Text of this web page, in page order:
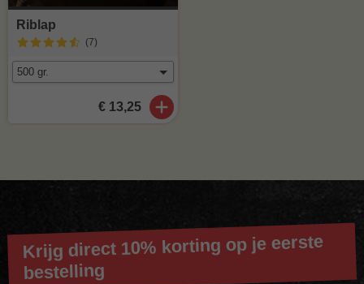
Riblap
(7)
€ 13,25
Krijg direct 10% korting op je eerste
bestelling